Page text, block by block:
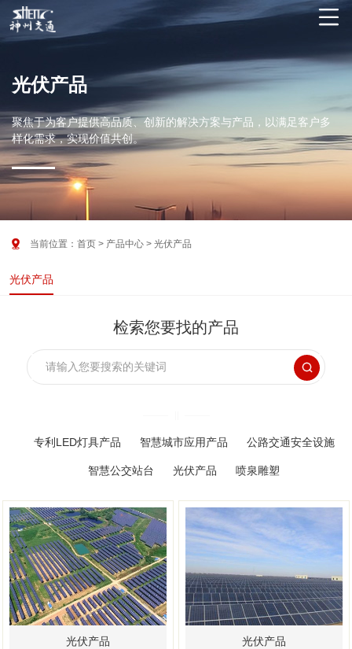

光伏产品
聚焦于为客户提供高品质、创新的解决方案与产品，以满足客户多
样化需求，实现价值共创。
光伏产品
 当前位置： 首页 > 产品中心 > 光伏产品
检索您要找的产品

专利LED灯具产品 智慧城市应用产品 公路交通安全设施
智慧公交站台 光伏产品 喷泉雕塑
光伏产品 光伏产品